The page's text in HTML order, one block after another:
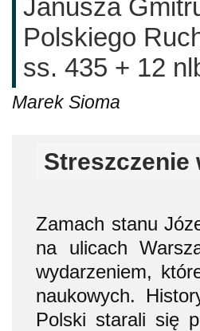
Janusza
Polskiego
ss. 435 + 12
Marek Sioma
Streszczenie
Zamach stanu
na ulicach
wydarzeniem,
naukowych.
Polski starali się